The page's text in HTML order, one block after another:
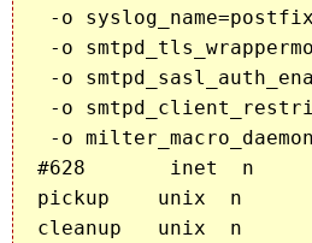
-o
-o
-o
-o
-o
#628       inet  n
pickup    unix  n
cleanup   unix  n